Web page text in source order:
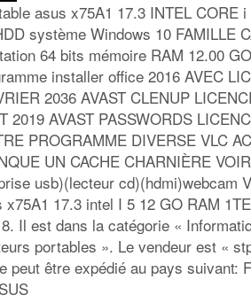
asus x75A1 17.3 INTEL CORE
système Windows 10 FAMILLE
64 bits mémoire RAM 12.00
installer office 2016 AVEC
2036 AVAST CLENUP
2019 AVAST PASSWORDS
PROGRAMME DIVERSE VLC
UN CACHE CHARNIÈRE
usb)(lecteur cd)(hdmi)webcam
x75A1 17.3 intel I 5 12 GO RAM
Il est dans la catégorie «
portables ». Le vendeur est «
peut être expédié au pays suivant: